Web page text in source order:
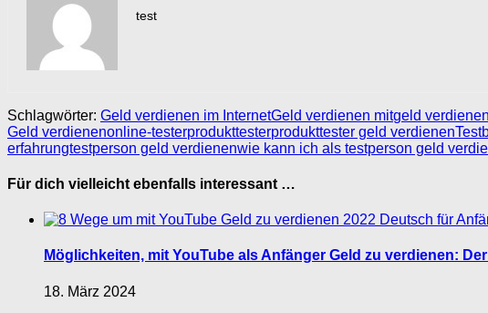
test
Schlagwörter: Geld verdienen im InternetGeld verdienen mitgeld
Geld verdienenonline-testerprodukttesterprodukttester geld verdienen
erfahrungtestperson geld verdienenwie kann ich als testperson geld
Für dich vielleicht ebenfalls interessant …
Möglichkeiten, mit YouTube als Anfänger Geld zu verdienen:
18. März 2024